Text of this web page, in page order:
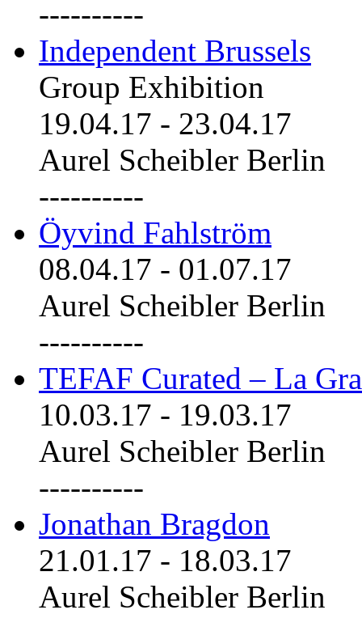
----------
Independent Brussels
Group Exhibition
19.04.17 - 23.04.17
Aurel Scheibler Berlin
----------
Öyvind Fahlström
08.04.17 - 01.07.17
Aurel Scheibler Berlin
----------
TEFAF Curated – La
10.03.17 - 19.03.17
Aurel Scheibler Berlin
----------
Jonathan Bragdon
21.01.17 - 18.03.17
Aurel Scheibler Berlin